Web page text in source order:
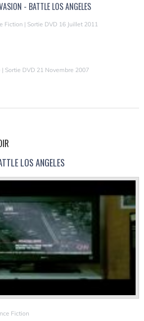
- BATTLE LOS ANGELES
Fiction | Sortie DVD 16 Juillet 2011
Sortie DVD 21 Novembre 2007
LOS ANGELES
Fiction